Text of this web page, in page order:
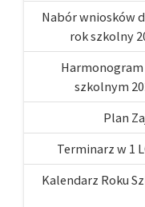
Nabór wniosków
rok szkolny
szkolnym
Plan
Terminarz w 1
Kalendarz Roku